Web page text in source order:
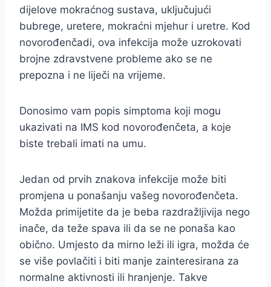
dijelove mokraćnog sustava, uključujući
bubrege, uretere, mokraćni mjehur i uretre. Kod
novorođenčadi, ova infekcija može uzrokovati
brojne zdravstvene probleme ako se ne
prepozna i ne liječi na vrijeme.
Donosimo vam popis simptoma koji mogu
ukazivati na IMS kod novorođenčeta, a koje
biste trebali imati na umu.
Jedan od prvih znakova infekcije može biti
promjena u ponašanju vašeg novorođenčeta.
Možda primijetite da je beba razdražljivija nego
inače, da teže spava ili da se ne ponaša kao
obično. Umjesto da mirno leži ili igra, možda će
se više povlačiti i biti manje zainteresirana za
normalne aktivnosti ili hranjenje. Takve